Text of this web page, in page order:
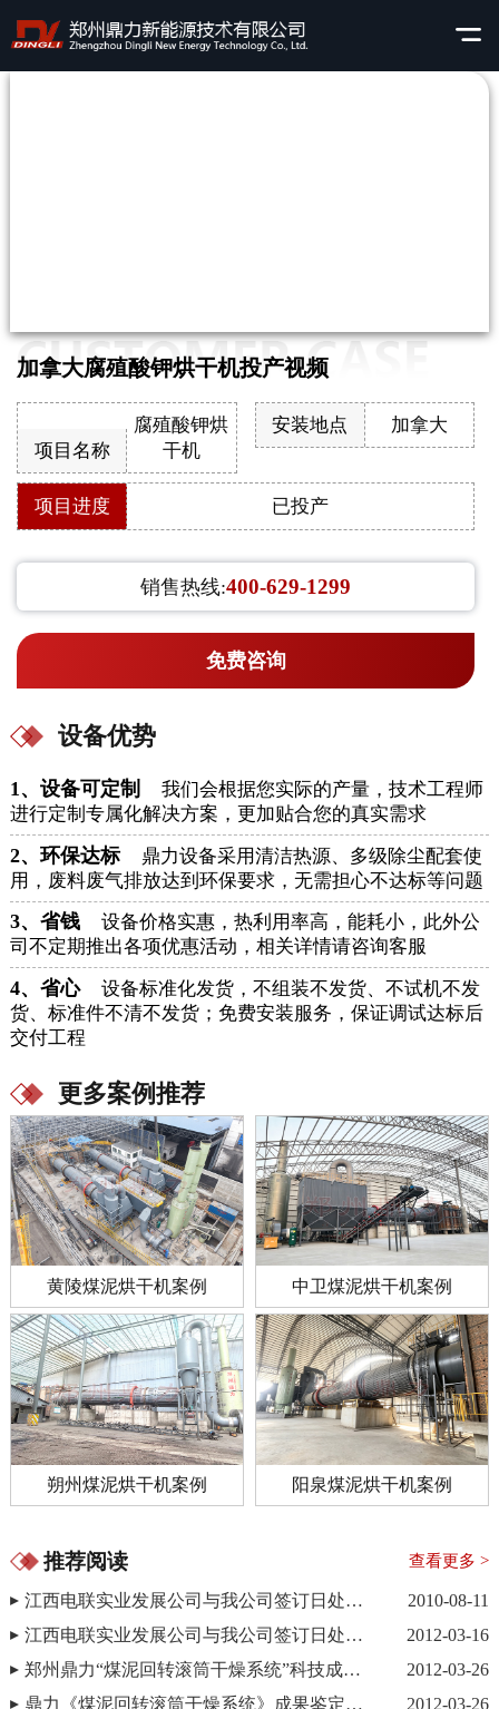
加拿大腐殖酸钾烘干机投产视频
项目名称
腐殖酸钾烘
干机
安装地点 加拿大
项目进度 已投产
销售热线:400-629-1299
免费咨询
设备优势
1、设备可定制
我们会根据您实际的产量，技术工程师
进行定制专属化解决方案，更加贴合您的真实需求
2、环保达标
鼎力设备采用清洁热源、多级除尘配套使
用，废料废气排放达到环保要求，无需担心不达标等问题
3、省钱
设备价格实惠，热利用率高，能耗小，此外公
司不定期推出各项优惠活动，相关详情请咨询客服
4、省心
设备标准化发货，不组装不发货、不试机不发
货、标准件不清不发货；免费安装服务，保证调试达标后
交付工程
更多案例推荐
黄陵煤泥烘干机案例 中卫煤泥烘干机案例
朔州煤泥烘干机案例 阳泉煤泥烘干机案例
推荐阅读 查看更多 >
江西电联实业发展公司与我公司签订日处理700吨的煤泥烘干机项目（一期）
2010-08-11
江西电联实业发展公司与我公司签订日处理700吨的煤泥烘干生产线（二期）
2012-03-16
郑州鼎力“煤泥回转滚筒干燥系统”科技成果鉴定会—会议现场
2012-03-26
鼎力《煤泥回转滚筒干燥系统》成果鉴定会取得圆满成功
2012-03-26